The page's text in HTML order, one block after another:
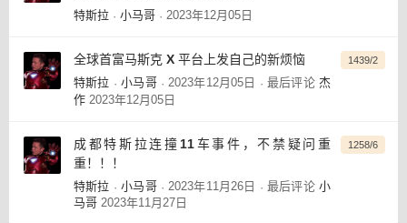
特斯拉 · 小马哥 · 2023年12月05日
全球首富马斯克 X 平台上发自己的新烦恼
特斯拉 · 小马哥 · 2023年12月05日 · 最后评论杰
作 2023年12月05日
1439/2
成都特斯拉连撞11车事件，不禁疑问重
重！！！
特斯拉 · 小马哥 · 2023年11月26日 · 最后评论小
马哥 2023年11月27日
1258/6